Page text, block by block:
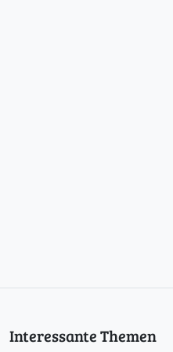
Interessante Themen